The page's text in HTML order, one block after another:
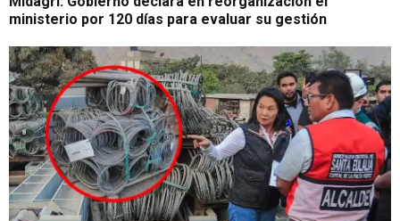
ministerio por 120 días para evaluar su gestión